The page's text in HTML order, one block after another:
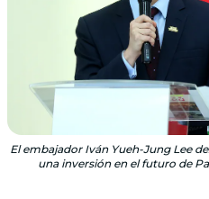
El embajador Iván Yueh-Jung Lee
una inversión en el futuro de